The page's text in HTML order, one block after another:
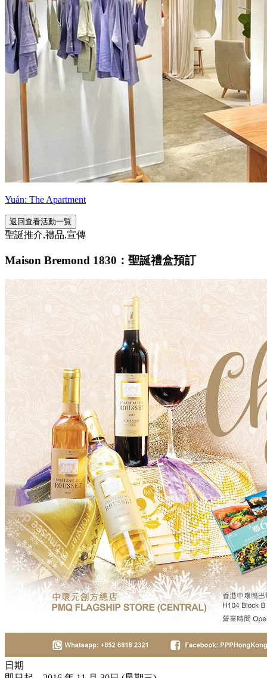
Yuán: The Apartment
返回查看活動一覧
聖誕推介,禮品,宣傳
Maison Bremond 1830：聖誕禮盒預訂
日期